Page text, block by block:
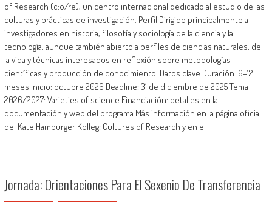
of Research (c:o/re), un centro internacional dedicado al estudio de las
culturas y prácticas de investigación. Perfil Dirigido principalmente a
investigadores en historia, filosofía y sociología de la ciencia y la
tecnología, aunque también abierto a perfiles de ciencias naturales, de
la vida y técnicas interesados en reflexión sobre metodologías
científicas y producción de conocimiento. Datos clave Duración: 6–12
meses Inicio: octubre 2026 Deadline: 31 de diciembre de 2025 Tema
2026/2027: Varieties of science Financiación: detalles en la
documentación y web del programa Más información en la página oficial
del Käte Hamburger Kolleg: Cultures of Research y en el
Jornada: Orientaciones Para El Sexenio De Transferencia